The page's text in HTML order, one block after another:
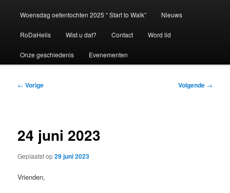
Woensdag oefentochten 2025 “ Start to Walk” Nieuws
RoDaHelis Wist u dat? Contact Word lid
Onze geschiedenis Evenementen
Bericht
← Vorige Volgende →
24 juni 2023
Geplaatst op29 juni 2023
Vrienden,